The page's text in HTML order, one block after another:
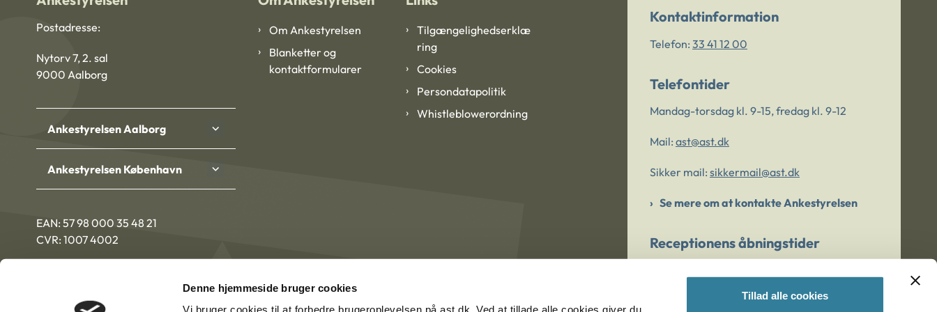
Denne hjemmeside bruger cookies
Vi bruger cookies til at forbedre brugeroplevelsen på ast.dk. Ved at tillade alle cookies giver du
Tillad alle cookies
Postadresse:
Nytorv 7, 2. sal
9000 Aalborg
Ankestyrelsen Aalborg
Ankestyrelsen København
EAN: 57 98 000 35 48 21
CVR: 1007 4002
Om Ankestyrelsen
Blanketter og
kontaktformularer
Tilgængelighedserklæ
ring
Cookies
Persondatapolitik
Whistleblowerordning
Kontaktinformation
Telefon: 33 41 12 00
Telefontider
Mandag-torsdag kl. 9-15, fredag kl. 9-12
Mail: ast@ast.dk
Sikker mail: sikkermail@ast.dk
Se mere om at kontakte Ankestyrelsen
Receptionens åbningstider